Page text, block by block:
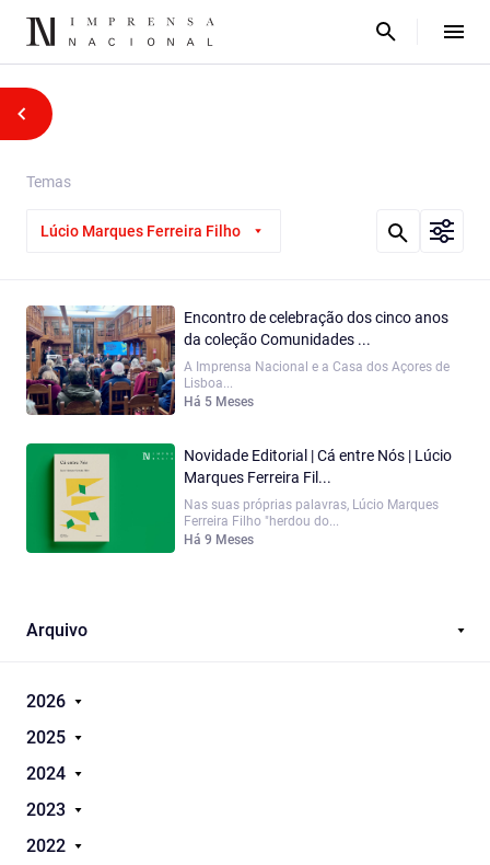
Temas
Lúcio Marques Ferreira Filho
Encontro de celebração dos cinco anos
da coleção Comunidades ...
A Imprensa Nacional e a Casa dos Açores de
Lisboa...
Há 5 Meses
Novidade Editorial | Cá entre Nós | Lúcio
Marques Ferreira Fil...
Nas suas próprias palavras, Lúcio Marques
Ferreira Filho "herdou do...
Há 9 Meses
Arquivo
2026
2025
2024
2023
2022